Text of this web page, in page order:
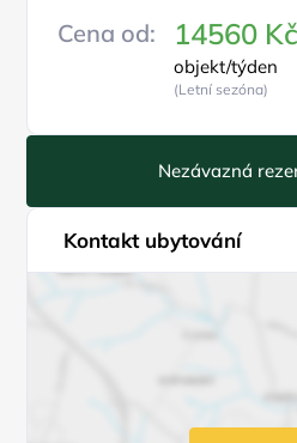
Cena od: 14560 Kč
objekt/týden
(Letní sezóna)
Nezávazná
Kontakt ubytování